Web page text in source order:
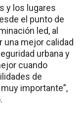
y los lugares
el punto de
led, al
mejor calidad
urbana y
cuando
de
importante”,